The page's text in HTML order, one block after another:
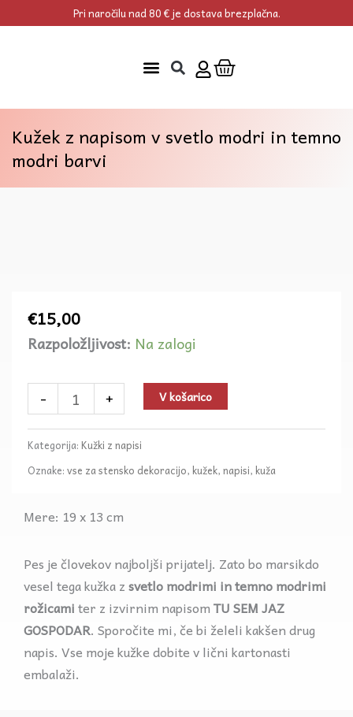
to
Pri naročilu nad 80 € je dostava brezplačna.
Cart
Kužek z napisom v svetlo modri in temno
modri barvi
€15,00
Razpoložljivost: Na zalogi
-
Kužek
napisom
v
svetlo
modri
in
modri
količina
+ V košarico
Kategorija: Kužki z napisi
Oznake: vse za stensko dekoracijo, kužek, napisi, kuža
Mere: 19 x 13 cm
Pes je človekov najboljši prijatelj. Zato bo marsikdo
vesel tega kužka zsvetlo modrimi in temno modrimi
rožicamiter z izvirnim napisomTU SEM JAZ
GOSPODAR. Sporočite mi, če bi želeli kakšen drug
napis. Vse moje kužke dobite v lični kartonasti
embalaži.